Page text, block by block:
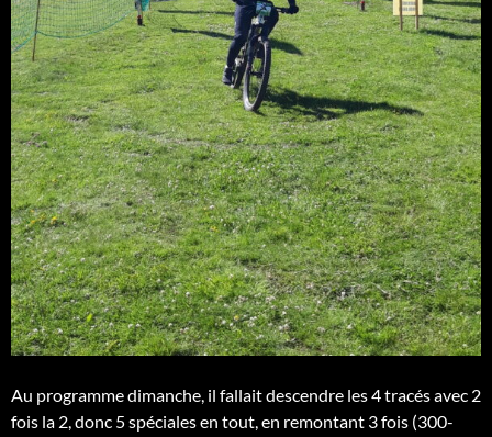
Au programme dimanche, il fallait descendre les 4 tracés avec 2
fois la 2, donc 5 spéciales en tout, en remontant 3 fois (300-